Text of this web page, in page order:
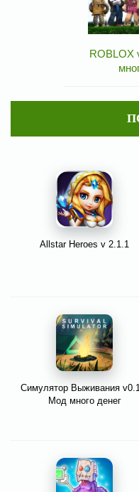
ROBLOX
Allstar Heroes v 2.1.1
Симулятор Выживания
Мод много денег